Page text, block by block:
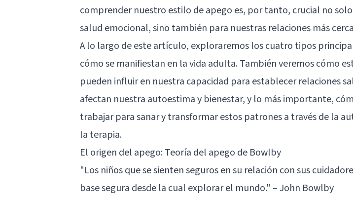
comprender nuestro estilo de apego es, por tanto, crucial no
salud emocional, sino también para nuestras relaciones más
A lo largo de este artículo, exploraremos los cuatro tipos
cómo se manifiestan en la vida adulta. También veremos cómo
pueden influir en nuestra capacidad para establecer relaciones
afectan nuestra autoestima y bienestar, y lo más importante,
trabajar para sanar y transformar estos patrones a través de la
la terapia.
El origen del apego: Teoría del apego de Bowlby
"Los niños que se sienten seguros en su relación con sus
base segura desde la cual explorar el mundo." – John Bowlby